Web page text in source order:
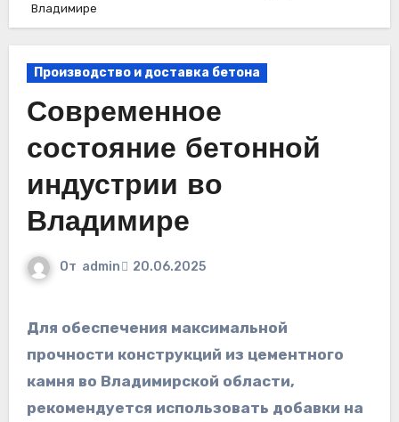
Владимире
Производство и доставка бетона
Современное
состояние бетонной
индустрии во
Владимире
От admin 20.06.2025
Для обеспечения максимальной
прочности конструкций из цементного
камня во Владимирской области,
рекомендуется использовать добавки на